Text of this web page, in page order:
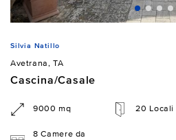
Silvia Natillo
Avetrana, TA
Cascina/Casale
9000 mq 20 Locali
8 Camere da